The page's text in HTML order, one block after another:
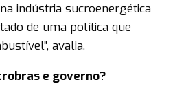
indústria sucroenergética
de uma política que
avalia.
e governo?